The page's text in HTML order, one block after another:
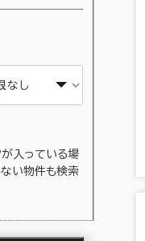
が入っている場
い物件も検索